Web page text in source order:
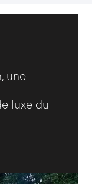
une
luxe du